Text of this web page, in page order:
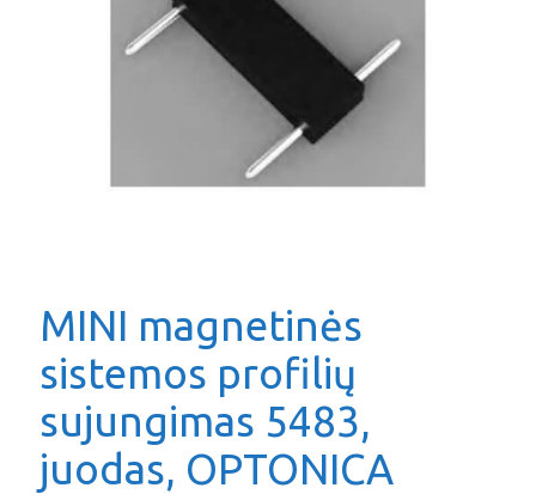
MINI magnetinės
sistemos profilių
sujungimas 5483,
juodas, OPTONICA